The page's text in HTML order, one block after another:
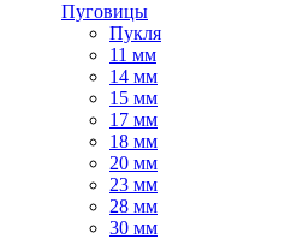
Пуговицы
Пукля
11 мм
14 мм
15 мм
17 мм
18 мм
20 мм
23 мм
28 мм
30 мм